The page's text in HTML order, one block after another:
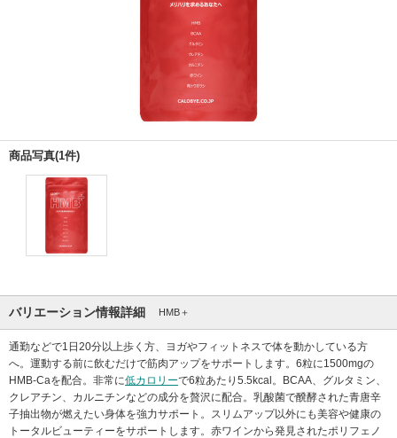
商品写真(1件)
バリエーション情報詳細 HMB＋
通勤などで1日20分以上歩く方、ヨガやフィットネスで体を動かしている方
へ。運動する前に飲むだけで筋肉アップをサポートします。6粒に1500mgの
HMB-Caを配合。非常に低カロリーで6粒あたり5.5kcal。BCAA、グルタミン、
クレアチン、カルニチンなどの成分を贅沢に配合。乳酸菌で醗酵された青唐辛
子抽出物が燃えたい身体を強力サポート。スリムアップ以外にも美容や健康の
トータルビューティーをサポートします。赤ワインから発見されたポリフェノ